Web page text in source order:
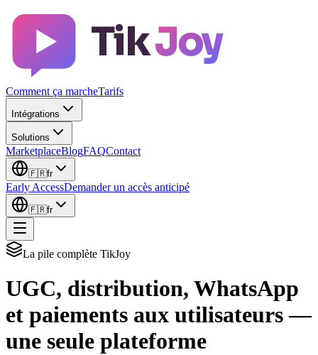
TikJoy
Comment ça marcheTarifs
Intégrations
Solutions
MarketplaceBlogFAQContact
🇫🇷fr
Early AccessDemander un accès anticipé
🇫🇷fr
La pile complète TikJoy
UGC, distribution, WhatsApp
et paiements aux utilisateurs —
une seule plateforme